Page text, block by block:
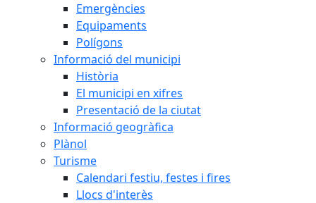
Emergències
Equipaments
Polígons
Informació del municipi
Història
El municipi en xifres
Presentació de la ciutat
Informació geogràfica
Plànol
Turisme
Calendari festiu, festes i fires
Llocs d'interès